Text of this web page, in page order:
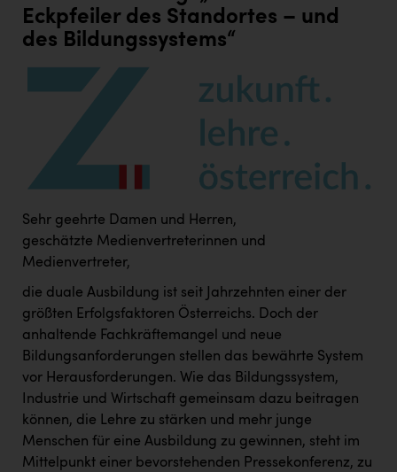
Eckpfeiler des Standortes – und
des Bildungssystems“
Sehr geehrte Damen und Herren,
geschätzte Medienvertreterinnen und
Medienvertreter,
die duale Ausbildung ist seit Jahrzehnten einer der
größten Erfolgsfaktoren Österreichs. Doch der
anhaltende Fachkräftemangel und neue
Bildungsanforderungen stellen das bewährte System
vor Herausforderungen. Wie das Bildungssystem,
Industrie und Wirtschaft gemeinsam dazu beitragen
können, die Lehre zu stärken und mehr junge
Menschen für eine Ausbildung zu gewinnen, steht im
Mittelpunkt einer bevorstehenden Pressekonferenz, zu